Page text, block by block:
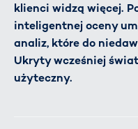
klienci widzą więcej.
inteligentnej oceny
analiz, które do
Ukryty wcześniej
użyteczny.